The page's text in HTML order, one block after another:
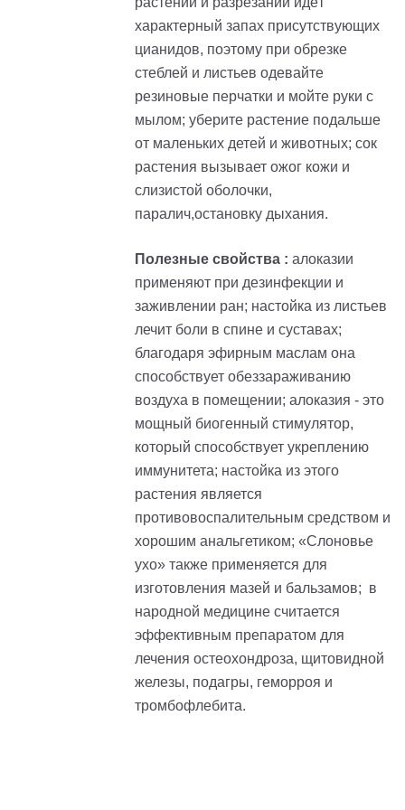
характерный запах присутствующих
цианидов, поэтому при обрезке
стеблей и листьев одевайте
резиновые перчатки и мойте руки с
мылом; уберите растение подальше
от маленьких детей и животных; сок
растения вызывает ожог кожи и
слизистой оболочки,
паралич,остановку дыхания.
Полезные свойства : алоказии
применяют при дезинфекции и
заживлении ран; настойка из листьев
лечит боли в спине и суставах;
благодаря эфирным маслам она
способствует обеззараживанию
воздуха в помещении; алоказия - это
мощный биогенный стимулятор,
который способствует укреплению
иммунитета; настойка из этого
растения является
противовоспалительным средством и
хорошим анальгетиком; «Слоновье
ухо» также применяется для
изготовления мазей и бальзамов; в
народной медицине считается
эффективным препаратом для
лечения остеохондроза, щитовидной
железы, подагры, геморроя и
тромбофлебита.